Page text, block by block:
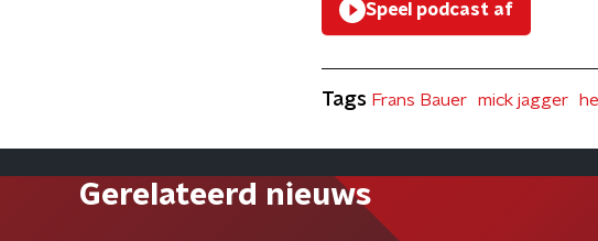
Speel podcast af
Tags Frans Bauer mick jagger
Gerelateerd nieuws